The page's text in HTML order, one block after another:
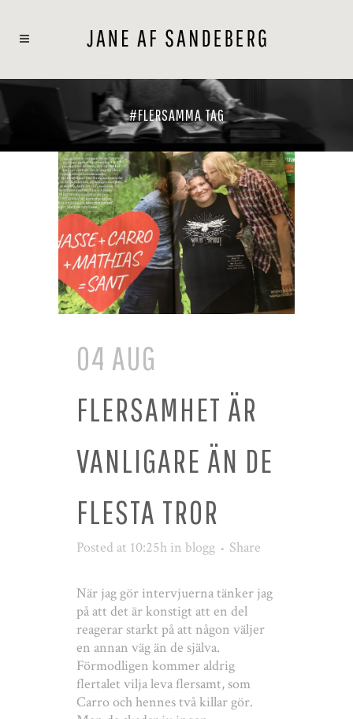
#FLERSAMMA TAG
04 AUG
FLERSAMHET ÄR
VANLIGARE ÄN DE
FLESTA TROR
Posted at 10:25h in blogg Share
När jag gör intervjuerna tänker jag
på att det är konstigt att en del
reagerar starkt på att någon väljer
en annan väg än de själva.
Förmodligen kommer aldrig
flertalet vilja leva flersamt, som
Carro och hennes två killar gör.